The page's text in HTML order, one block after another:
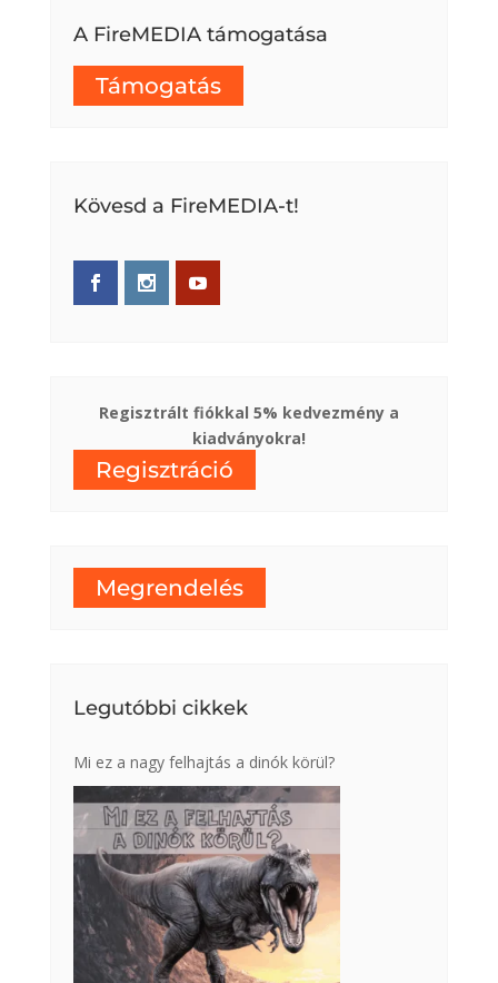
A FireMEDIA támogatása
Támogatás
Kövesd a FireMEDIA-t!
Regisztrált fiókkal 5% kedvezmény a
kiadványokra!
Regisztráció
Megrendelés
Legutóbbi cikkek
Mi ez a nagy felhajtás a dinók körül?